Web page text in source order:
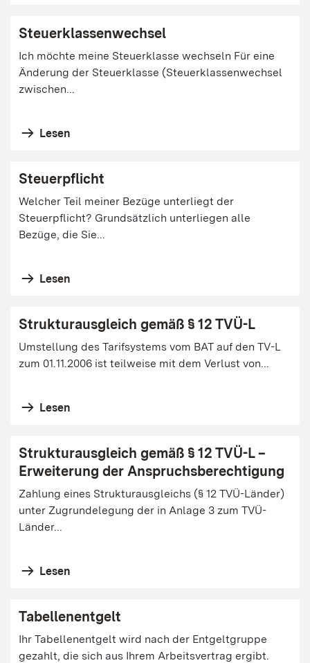
Steuerklassenwechsel
Ich möchte meine Steuerklasse wechseln Für eine
Änderung der Steuerklasse (Steuerklassenwechsel
zwischen...
Lesen
Steuerpflicht
Welcher Teil meiner Bezüge unterliegt der
Steuerpflicht? Grundsätzlich unterliegen alle
Bezüge, die Sie...
Lesen
Strukturausgleich gemäß § 12 TVÜ-L
Umstellung des Tarifsystems vom BAT auf den TV-L
zum 01.11.2006 ist teilweise mit dem Verlust von...
Lesen
Strukturausgleich gemäß § 12 TVÜ-L –
Erweiterung der Anspruchsberechtigung
Zahlung eines Strukturausgleichs (§ 12 TVÜ-Länder)
unter Zugrundelegung der in Anlage 3 zum TVÜ-
Länder...
Lesen
Tabellenentgelt
Ihr Tabellenentgelt wird nach der Entgeltgruppe
gezahlt, die sich aus Ihrem Arbeitsvertrag ergibt.